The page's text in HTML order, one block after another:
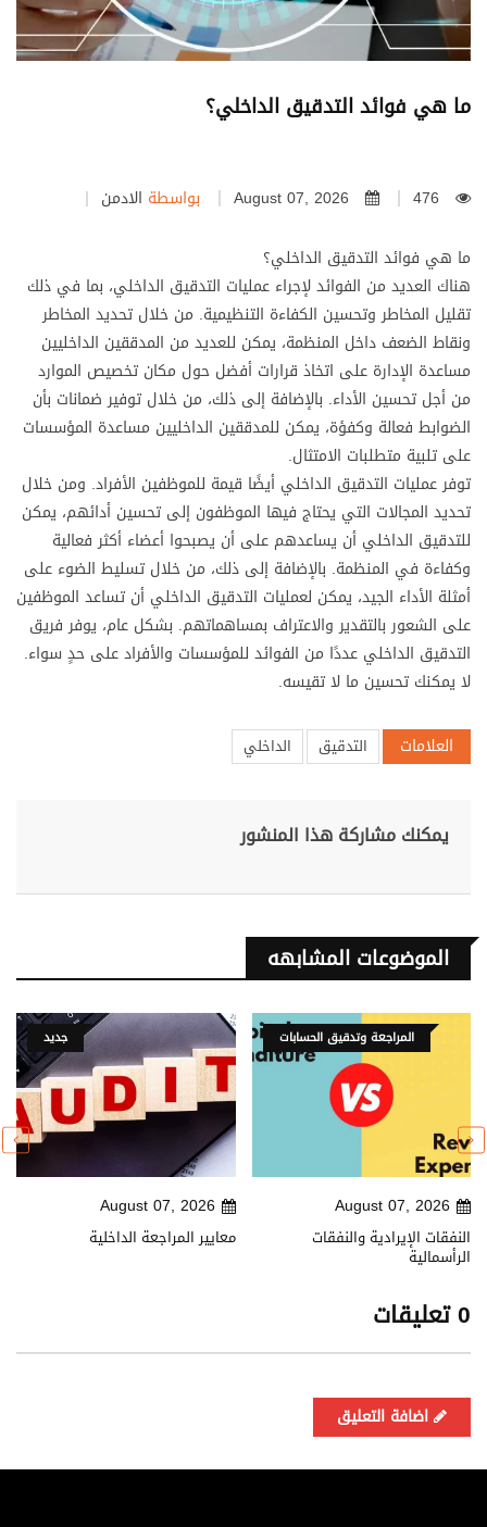
ما هي فوائد التدقيق الداخلي؟
بواسطة الادمن August 07, 2026 476
ما هي فوائد التدقيق الداخلي؟
هناك العديد من الفوائد لإجراء عمليات التدقيق الداخلي، بما في ذلك
تقليل المخاطر وتحسين الكفاءة التنظيمية. من خلال تحديد المخاطر
ونقاط الضعف داخل المنظمة، يمكن للعديد من المدققين الداخليين
مساعدة الإدارة على اتخاذ قرارات أفضل حول مكان تخصيص الموارد
من أجل تحسين الأداء. بالإضافة إلى ذلك، من خلال توفير ضمانات بأن
الضوابط فعالة وكفؤة، يمكن للمدققين الداخليين مساعدة المؤسسات
على تلبية متطلبات الامتثال.
توفر عمليات التدقيق الداخلي أيضًا قيمة للموظفين الأفراد. ومن خلال
تحديد المجالات التي يحتاج فيها الموظفون إلى تحسين أدائهم، يمكن
للتدقيق الداخلي أن يساعدهم على أن يصبحوا أعضاء أكثر فعالية
وكفاءة في المنظمة. بالإضافة إلى ذلك، من خلال تسليط الضوء على
أمثلة الأداء الجيد، يمكن لعمليات التدقيق الداخلي أن تساعد الموظفين
على الشعور بالتقدير والاعتراف بمساهماتهم. بشكل عام، يوفر فريق
التدقيق الداخلي عددًا من الفوائد للمؤسسات والأفراد على حدٍ سواء.
لا يمكنك تحسين ما لا تقيسه.
العلامات التدقيق الداخلي
يمكنك مشاركة هذا المنشور
الموضوعات المشابهه
جديد
August 07, 2026
معايير المراجعة الداخلية
المراجعة وتدقيق الحسابات
August 07, 2026
النفقات الإيرادية والنفقات
الرأسمالية
0 تعليقات